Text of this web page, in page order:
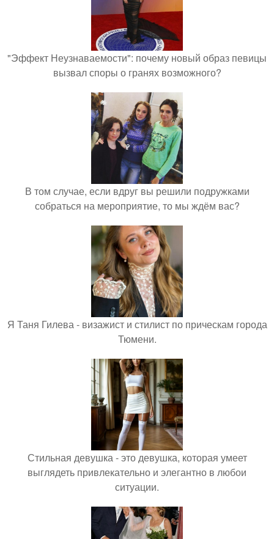
"Эффект Неузнаваемости": почему новый образ певицы
вызвал споры о гранях возможного?
В том случае, если вдруг вы решили подружками
собраться на мероприятие, то мы ждём вас?
Я Таня Гилева - визажист и стилист по прическам города
Тюмени.
Стильная девушка - это девушка, которая умеет
выглядеть привлекательно и элегантно в любои
ситуации.